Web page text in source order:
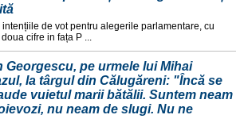
de vot pentru alegerile parlamentare, cu
cifre in fața P ...
Georgescu, pe urmele lui Mihai
la târgul din Călugăreni: "Încă se
vuietul marii bătălii. Suntem neam
nu neam de slugi. Nu ne